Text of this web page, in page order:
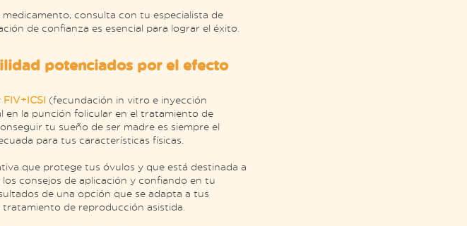
consulta con tu especialista de
de confianza es esencial para lograr el éxito.
potenciados por el efecto
FIV+ICSI (fecundación in vitro e inyección
en la punción folicular en el tratamiento de
tu sueño de ser madre es siempre el
para tus características físicas.
que protege tus óvulos y que está destinada a
consejos de aplicación y confiando en tu
de una opción que se adapta a tus
de reproducción asistida.